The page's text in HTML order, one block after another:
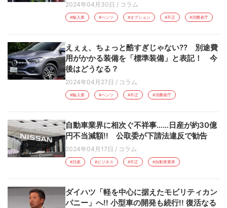
2024年04月30日 / コラム
#輸入車 #ベンツ #オプション #不正 #消費者庁
えぇぇ、ちょっと酷すぎじゃない?? 別途費
用がかかる装備を「標準装備」と表記！ 今
後はどうなる？
2024年04月27日 / コラム
#輸入車 #ベンツ #不正 #消費者庁
自動車業界に相次ぐ不祥事……日産が約30億
円不当減額!! 公取委が下請法違反で勧告
2024年04月17日 / コラム
#日産 #ビジネス #不正 #自動車業界
ダイハツ「軽を中心に据えたモビリティカン
パニー」へ!! 小型車の開発も続行!! 復活なる